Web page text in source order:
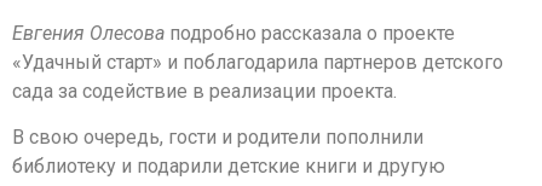
Евгения Олесова подробно рассказала о проекте
«Удачный старт» и поблагодарила партнеров детского
сада за содействие в реализации проекта.
В свою очередь, гости и родители пополнили
библиотеку и подарили детские книги и другую